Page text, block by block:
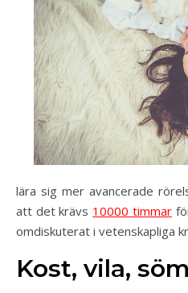
lära sig mer avancerade
att det krävs 10000 timmar
omdiskuterat i vetenskapliga
Kost, vila,